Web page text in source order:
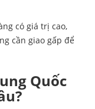
có giá trị cao,
cần giao gấp để
Quốc